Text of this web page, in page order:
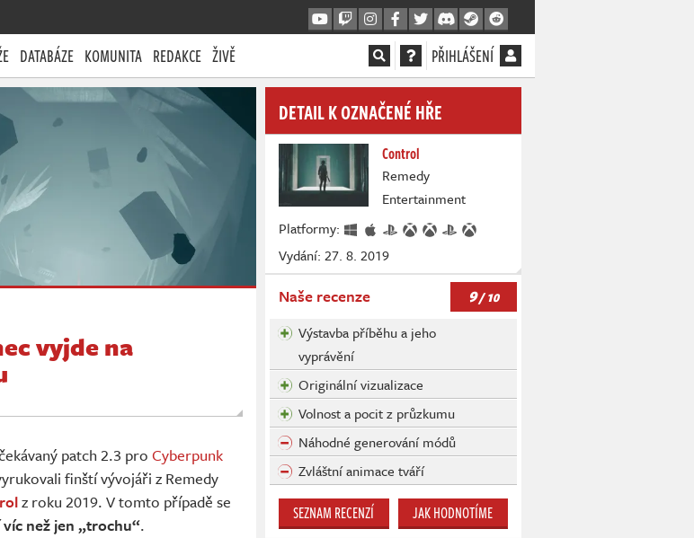
DATABÁZE KOMUNITA REDAKCE ŽIVĚ PŘIHLÁŠENÍ
vyjde na
patch 2.3 pro Cyberpunk
finští vývojáři z Remedy
z roku 2019. V tomto případě se
než jen „trochu“.
DETAIL K OZNAČENÉ HŘE
Control
Remedy
Entertainment
Platformy:
Vydání: 27. 8. 2019
Naše recenze 9/ 10
Výstavba příběhu a jeho
vyprávění
Originální vizualizace
Volnost a pocit z průzkumu
Náhodné generování módů
Zvláštní animace tváří
SEZNAM RECENZÍ JAK HODNOTÍME